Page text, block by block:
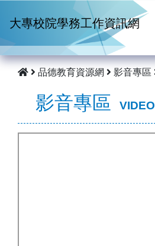
大專校院學務工作資訊網
品德教育資源網 影音專區
影音專區 VIDEO